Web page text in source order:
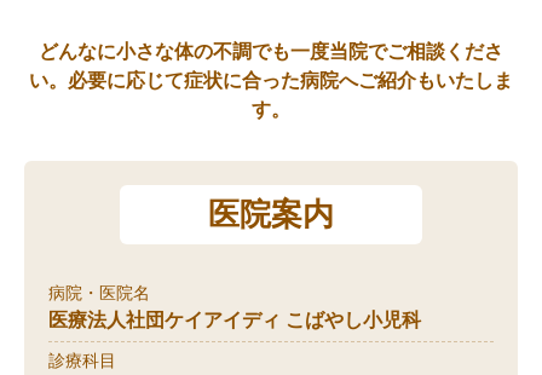
どんなに小さな体の不調でも一度当院でご相談くださ
い。必要に応じて症状に合った病院へご紹介もいたしま
す。
医院案内
病院・医院名
医療法人社団ケイアイディ こばやし小児科
診療科目